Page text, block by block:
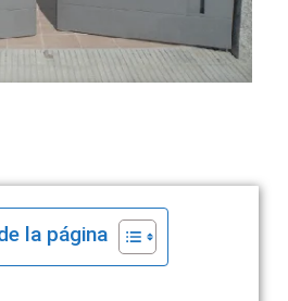
la página